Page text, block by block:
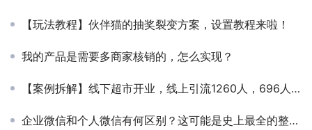
【玩法教程】伙伴猫的抽奖裂变方案，设置教程来啦！
我的产品是需要多商家核销的，怎么实现？
【案例拆解】线下超市开业，线上引流1260人，696人到店消费
企业微信和个人微信有何区别？这可能是史上最全的整理了！